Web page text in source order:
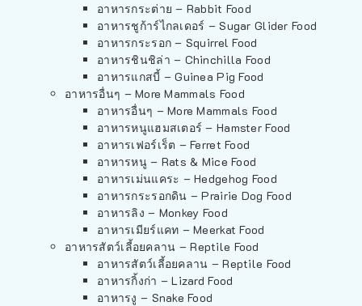
อาหารกระต่าย – Rabbit Food
อาหารชูก้าร์ไกลเดอร์ – Sugar Glider Food
อาหารกระรอก – Squirrel Food
อาหารชินชิล่า – Chinchilla Food
อาหารแกสบี้ – Guinea Pig Food
อาหารอื่นๆ – More Mammals Food
อาหารอื่นๆ – More Mammals Food
อาหารหนูแฮมสเตอร์ – Hamster Food
อาหารเฟอร์เร็ต – Ferret Food
อาหารหนู – Rats & Mice Food
อาหารเม่นแคระ – Hedgehog Food
อาหารกระรอกดิน – Prairie Dog Food
อาหารลิง – Monkey Food
อาหารเมียร์แคท – Meerkat Food
อาหารสัตว์เลี้อยคลาน – Reptile Food
อาหารสัตว์เลี้อยคลาน – Reptile Food
อาหารกิ้งก่า – Lizard Food
อาหารงู – Snake Food